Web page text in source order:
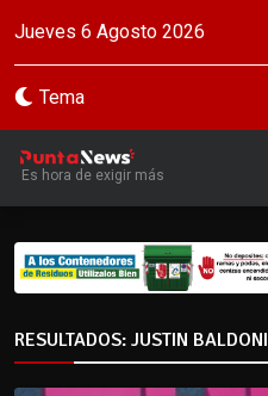
Jueves 6 Agosto 2026
Tema
Es hora de exigir más
RESULTADOS: JUSTIN BALDONI